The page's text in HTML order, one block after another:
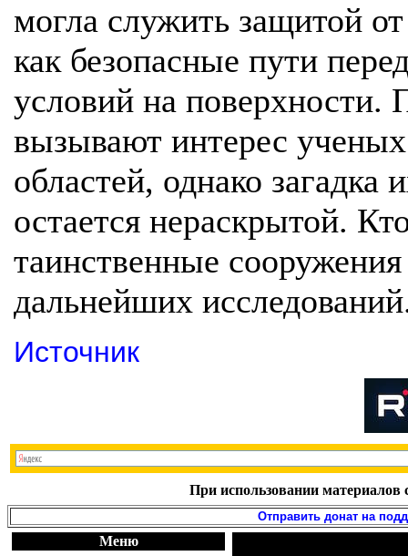
могла служить защитой
как безопасные пути
условий на
вызывают интерес
областей, однако загадка
остается нераскрытой.
таинственные
дальнейших
Источник
При использовании материалов
Отправить донат на
Меню